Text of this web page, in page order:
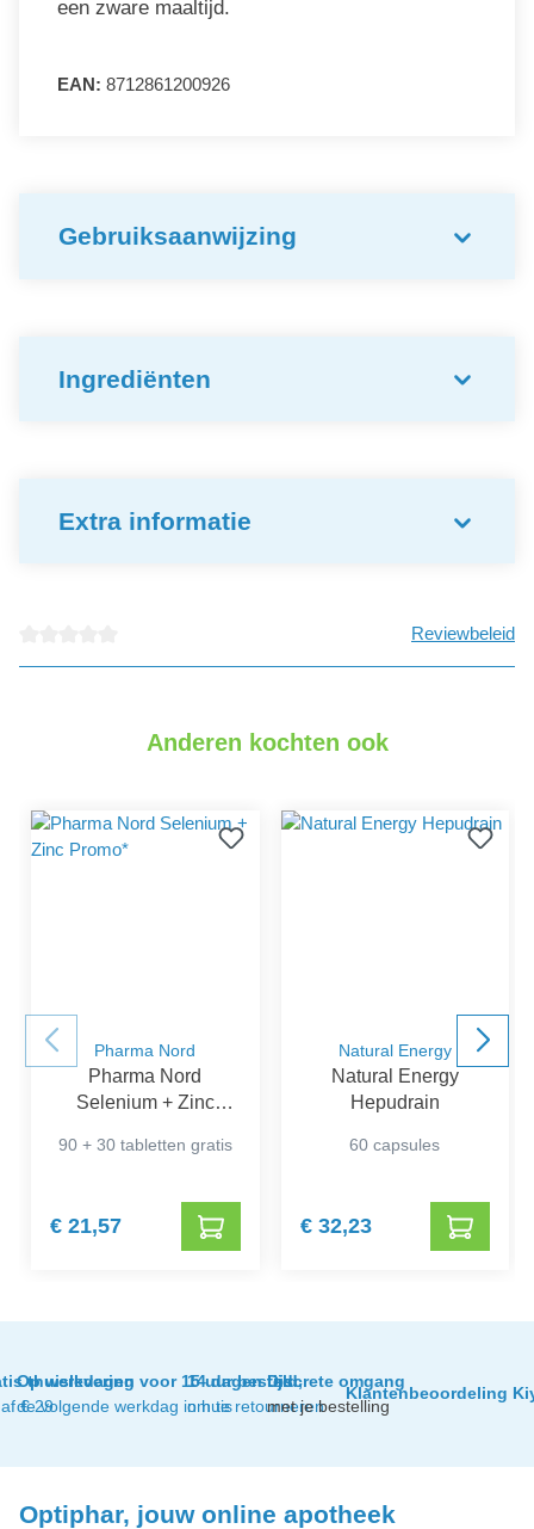
een zware maaltijd.
EAN: 8712861200926
Gebruiksaanwijzing
Ingrediënten
Extra informatie
Reviewbeleid
Anderen kochten ook
Pharma Nord
Pharma Nord
Selenium + Zinc
90 + 30 tabletten gratis
€ 21,57
Natural Energy
Natural Energy
Hepudrain
60 capsules
€ 32,23
thuislevering
€ 29
Op werkdagen voor 15 uur besteld,
de volgende werkdag in huis
14 dagen tijd
om te retourneren
Discrete omgang
met je bestelling
Klantenbeoordeling
Optiphar, jouw online apotheek